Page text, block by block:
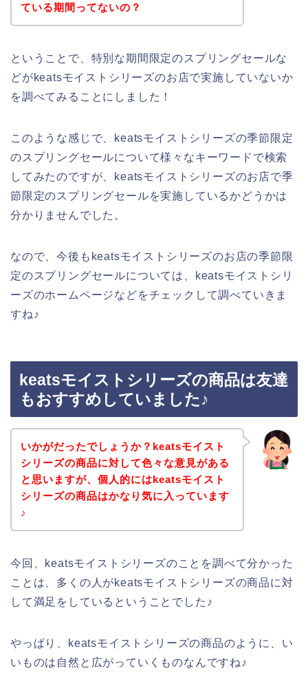
ている期間ってないの？
ということで、特別な期間限定のスプリングセールな
どがkeatsモイストシリーズのお店で実施していないか
を調べてみることにしました！
このような感じで、keatsモイストシリーズの季節限定
のスプリングセールについて様々なキーワードで検索
してみたのですが、keatsモイストシリーズのお店で季
節限定のスプリングセールを実施しているかどうかは
分かりませんでした。
なので、今後もkeatsモイストシリーズのお店の季節限
定のスプリングセールについては、keatsモイストシリ
ーズのホームページなどをチェックして調べていきま
すね♪
keatsモイストシリーズの商品は友達
もおすすめしていました♪
いかがだったでしょうか？keatsモイスト
シリーズの商品に対して色々な意見がある
と思いますが、個人的にはkeatsモイスト
シリーズの商品はかなり気に入っています
♪
今回、keatsモイストシリーズのことを調べて分かった
ことは、多くの人がkeatsモイストシリーズの商品に対
して満足をしているということでした♪
やっぱり、keatsモイストシリーズの商品のように、い
いものは自然と広がっていくものなんですね♪